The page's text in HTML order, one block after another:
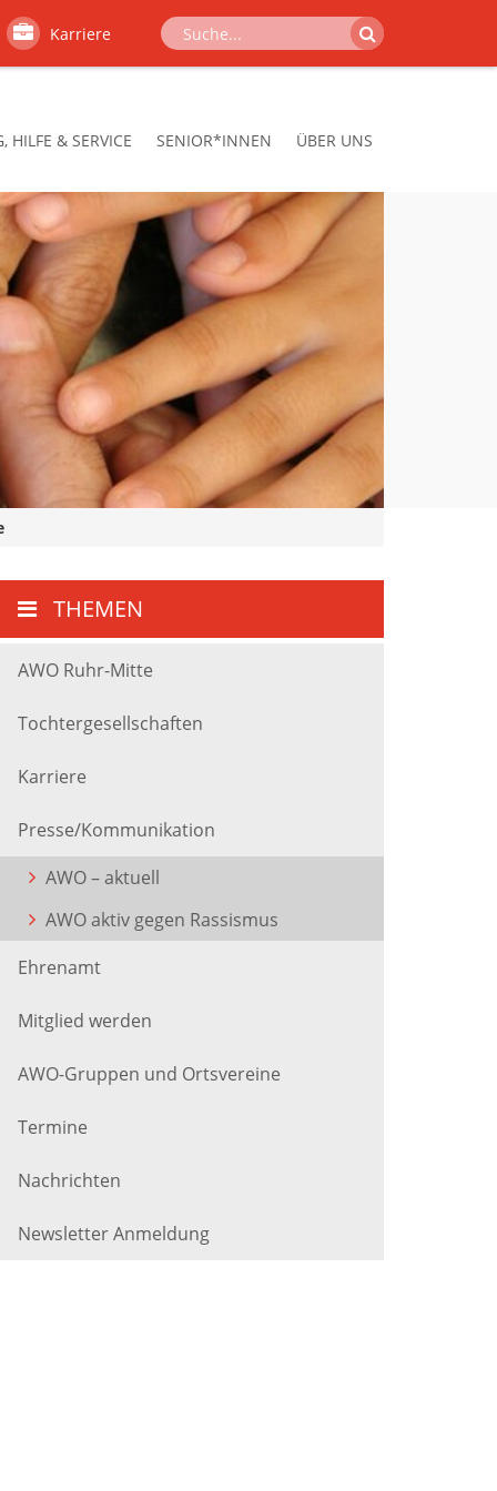
Karriere
HILFE & SERVICE SENIOR*INNEN ÜBER UNS
THEMEN
AWO Ruhr-Mitte
Tochtergesellschaften
Karriere
Presse/Kommunikation
AWO – aktuell
AWO aktiv gegen Rassismus
Ehrenamt
Mitglied werden
AWO-Gruppen und Ortsvereine
Termine
Nachrichten
Newsletter Anmeldung